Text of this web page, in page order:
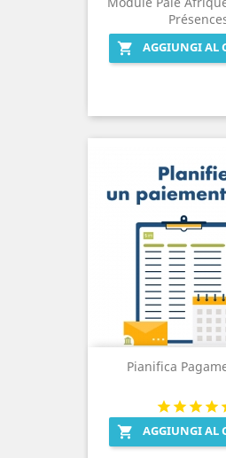

AGGIUNGI AL
Pianifica
 AGGIUNGI AL